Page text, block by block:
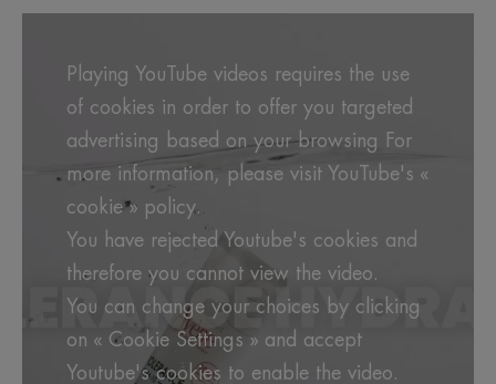
Playing YouTube videos requires the use
of cookies in order to offer you targeted
advertising based on your browsing For
more information, please visit YouTube's «
cookie » policy.
You have rejected Youtube's cookies and
therefore you cannot view the video.
You can change your choices by clicking
on « Cookie Settings » and accept
Youtube's cookies to enable the video.